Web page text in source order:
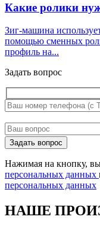
Какие ролики
Зиг-машина
помощью сменных
профиль на...
Задать вопрос
Оставьте
это
поле
пустым.
Задать вопрос
Нажимая на кнопку,
персональных данных
персональных данных
НАШЕ